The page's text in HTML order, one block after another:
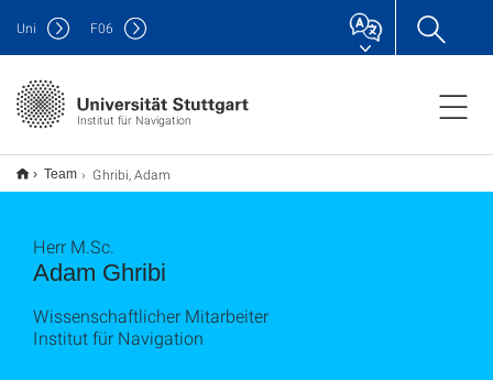
Institut für Navigation
Uni F06
Team Ghribi, Adam
Adam Ghribi
Herr M.Sc.
Wissenschaftlicher Mitarbeiter
Institut für Navigation